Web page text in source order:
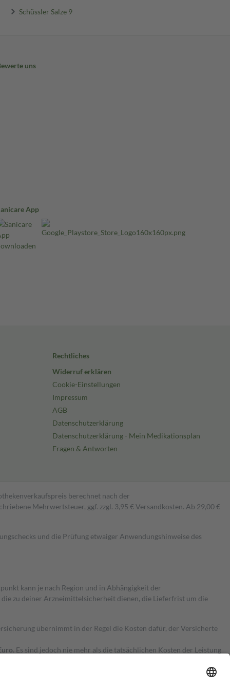
Schüssler Salze 9
uns
App
Rechtliches
Widerruf erklären
Cookie-Einstellungen
Impressum
AGB
Datenschutzerklärung
Datenschutzerklärung - Mein Medikationsplan
Fragen & Antworten
berechnet nach der
Mehrwertsteuer, ggf. zzgl. 3,95 € Versandkosten. Ab 29,00 €
und die Prüfung etwaiger Anwendungshinweise des
kann je nach Region und in Abhängigkeit der
zu deiner Arzneimittelsicherheit dienen, die Lieferfrist um die
übernimmt in der Regel die Kosten dafür, der Versicherte
Es sind jedoch nie mehr als die tatsächlichen Kosten der Leistung